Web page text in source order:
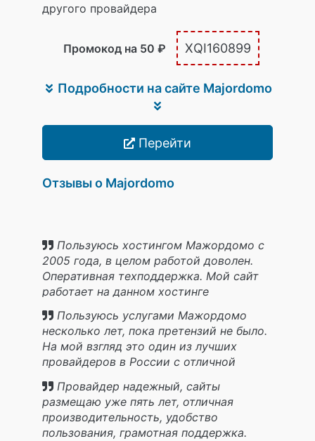
другого провайдера
Промокод на 50 ₽ XQI160899
Подробности на сайте Majordomo
Перейти
Отзывы о Majordomo
Пользуюсь хостингом Мажордомо с
2005 года, в целом работой доволен.
Оперативная техподдержка. Мой сайт
работает на данном хостинге
Пользуюсь услугами Мажордомо
несколько лет, пока претензий не было.
На мой взгляд это один из лучших
провайдеров в России с отличной
Провайдер надежный, сайты
размещаю уже пять лет, отличная
производительность, удобство
пользования, грамотная поддержка.